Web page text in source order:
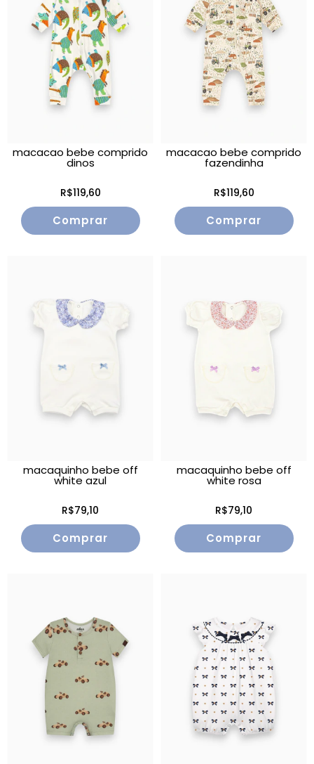
macacao bebe comprido
dinos
R$119,60
Comprar
macacao bebe comprido
fazendinha
R$119,60
Comprar
macaquinho bebe off
white azul
R$79,10
Comprar
macaquinho bebe off
white rosa
R$79,10
Comprar